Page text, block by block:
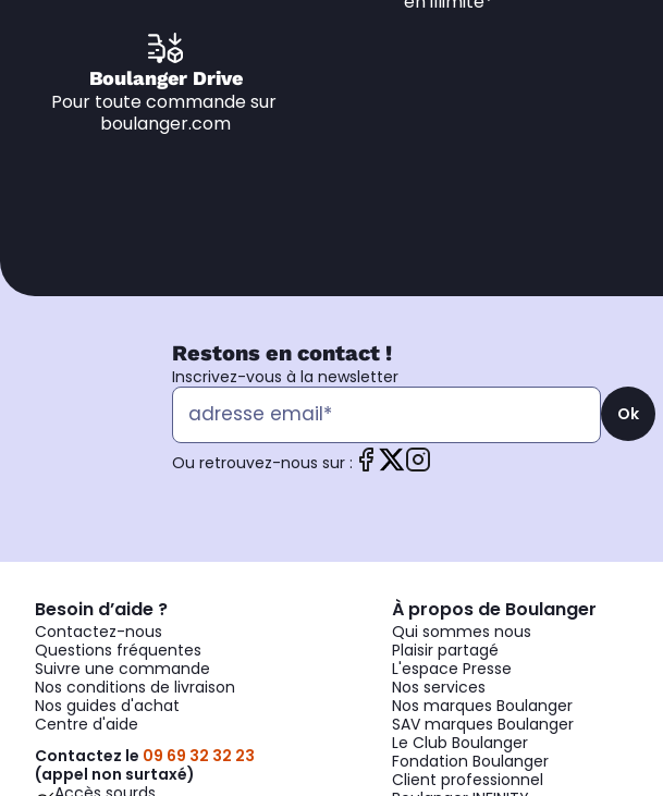
Boulanger Drive
Pour toute commande sur
boulanger.com
Restons en contact !
Inscrivez-vous à la newsletter
Ok
Ou retrouvez-nous sur :
Besoin d’aide ?
Contactez-nous
Questions fréquentes
Suivre une commande
Nos conditions de livraison
Nos guides d'achat
Centre d'aide
Contactez le 09 69 32 32 23
(appel non surtaxé)
À propos de Boulanger
Qui sommes nous
Plaisir partagé
L'espace Presse
Nos services
Nos marques Boulanger
SAV marques Boulanger
Le Club Boulanger
Fondation Boulanger
Client professionnel